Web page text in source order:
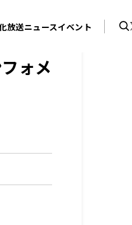
放送ニュースイベント
ォメ